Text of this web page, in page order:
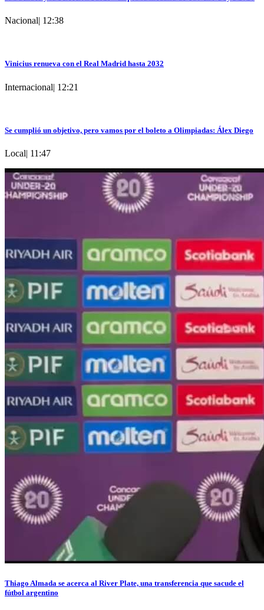
Nacional| 12:38
Vinicius renueva con el Real Madrid hasta 2032
Internacional| 12:21
Se cumplió un objetivo, pero vamos por el boleto a Olimpiadas: Álex Diego
Local| 11:47
Thiago Almada se acerca al River Plate, una transferencia que sacude el
fútbol argentino